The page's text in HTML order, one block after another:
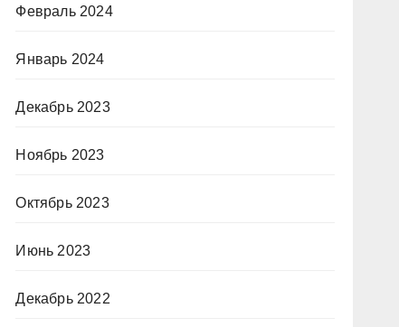
Февраль 2024
Январь 2024
Декабрь 2023
Ноябрь 2023
Октябрь 2023
Июнь 2023
Декабрь 2022